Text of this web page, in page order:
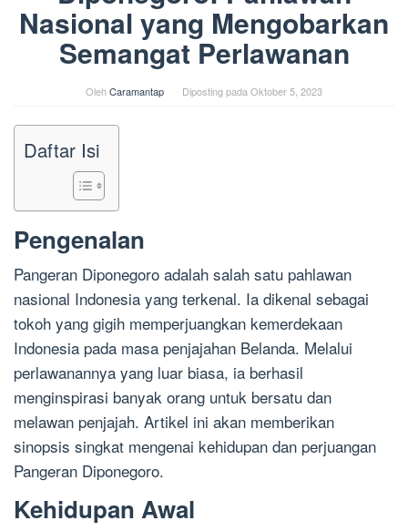
Nasional yang Mengobarkan
Semangat Perlawanan
OlehCaramantap Diposting pada Oktober 5, 2023
Daftar Isi
Pengenalan
Pangeran Diponegoro adalah salah satu pahlawan
nasional Indonesia yang terkenal. Ia dikenal sebagai
tokoh yang gigih memperjuangkan kemerdekaan
Indonesia pada masa penjajahan Belanda. Melalui
perlawanannya yang luar biasa, ia berhasil
menginspirasi banyak orang untuk bersatu dan
melawan penjajah. Artikel ini akan memberikan
sinopsis singkat mengenai kehidupan dan perjuangan
Pangeran Diponegoro.
Kehidupan Awal